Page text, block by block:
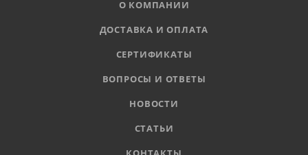
О КОМПАНИИ
ДОСТАВКА И ОПЛАТА
СЕРТИФИКАТЫ
ВОПРОСЫ И ОТВЕТЫ
НОВОСТИ